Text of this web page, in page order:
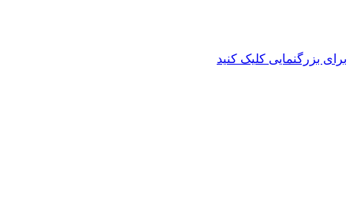
برای بزرگنمایی کلیک کنید